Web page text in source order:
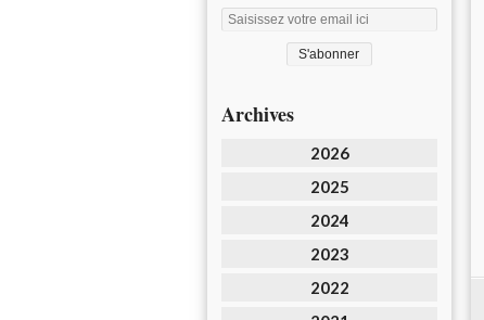
Archives
2026
2025
2024
2023
2022